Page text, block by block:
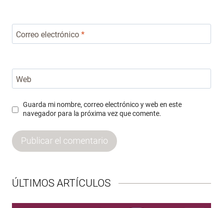
Correo electrónico *
Web
Guarda mi nombre, correo electrónico y web en este
navegador para la próxima vez que comente.
ÚLTIMOS ARTÍCULOS